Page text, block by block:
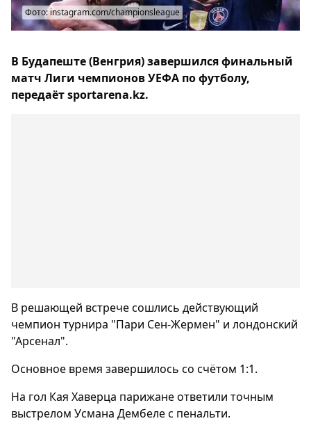
Фото: instagram.com/championsleague
В Будапеште (Венгрия) завершился финальный
матч Лиги чемпионов УЕФА по футболу,
передаёт sportarena.kz.
В решающей встрече сошлись действующий
чемпион турнира "Пари Сен-Жермен" и лондонский
"Арсенал".
Основное время завершилось со счётом 1:1.
На гол Кая Хаверца парижане ответили точным
выстрелом Усмана Дембеле с пенальти.